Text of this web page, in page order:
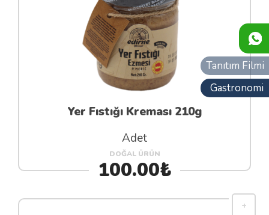
Yer Fıstığı Kreması 210g
Adet
DOĞAL ÜRÜN
100.00₺
Tanıtım Filmi
Gastronomi